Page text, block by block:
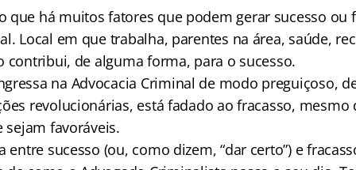
que há muitos fatores que podem gerar sucesso ou
Local em que trabalha, parentes na área, saúde,
de alguma forma, para o sucesso.
na Advocacia Criminal de modo preguiçoso,
revolucionárias, está fadado ao fracasso, mesmo
favoráveis.
entre sucesso (ou, como dizem, “dar certo”) e